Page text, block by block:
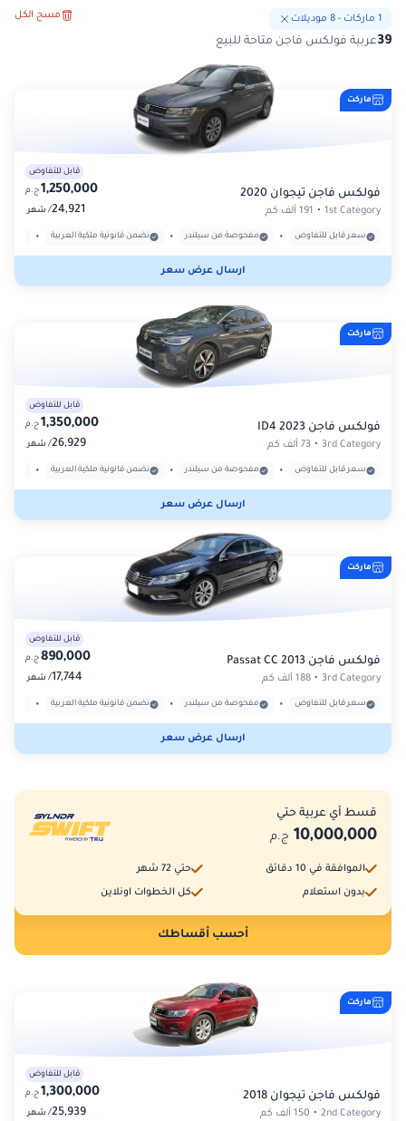
1 ماركات -
8 موديلات مسح الكل
39عربية فولكس فاجن متاحة للبيع
ماركت
فولكس فاجن تيجوان 2020
1st Category
• 191 ألف كم
قابل للتفاوض
1,250,000 ج.م
24,921
/ شهر
سعر قابل للتفاوض • مفحوصة من سيلندر • نضمن قانونية ملكية العربية •
ارسال عرض سعر
ماركت
فولكس فاجن ID4 2023
3rd Category
• 73 ألف كم
قابل للتفاوض
1,350,000 ج.م
26,929
/ شهر
سعر قابل للتفاوض • مفحوصة من سيلندر • نضمن قانونية ملكية العربية •
ارسال عرض سعر
ماركت
فولكس فاجن Passat CC 2013
3rd Category
• 188 ألف كم
قابل للتفاوض
890,000 ج.م
17,744
/ شهر
سعر قابل للتفاوض • مفحوصة من سيلندر • نضمن قانونية ملكية العربية •
ارسال عرض سعر
قسط أي عربية حتي
10,000,000 ج.م
الموافقة في 10 دقائق حتي 72 شهر
بدون استعلام كل الخطوات اونلاين
أحسب أقساطك
ماركت
فولكس فاجن تيجوان 2018
2nd Category
• 150 ألف كم
قابل للتفاوض
1,300,000 ج.م
25,939
/ شهر